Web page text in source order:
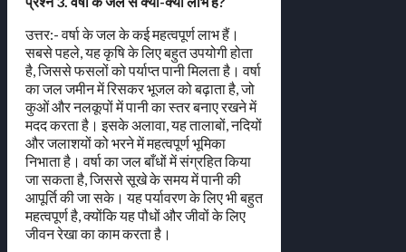
उत्तर:- वर्षा के जल के कई महत्वपूर्ण लाभ हैं।
सबसे पहले, यह कृषि के लिए बहुत उपयोगी होता
है, जिससे फसलों को पर्याप्त पानी मिलता है। वर्षा
का जल जमीन में रिसकर भूजल को बढ़ाता है, जो
कुओं और नलकूपों में पानी का स्तर बनाए रखने में
मदद करता है। इसके अलावा, यह तालाबों, नदियों
और जलाशयों को भरने में महत्वपूर्ण भूमिका
निभाता है। वर्षा का जल बाँधों में संग्रहित किया
जा सकता है, जिससे सूखे के समय में पानी की
आपूर्ति की जा सके। यह पर्यावरण के लिए भी बहुत
महत्वपूर्ण है, क्योंकि यह पौधों और जीवों के लिए
जीवन रेखा का काम करता है।